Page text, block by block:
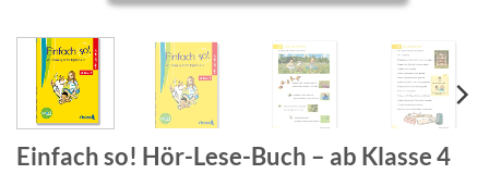
Einfach so! Hör-Lese-Buch – ab Klasse 4